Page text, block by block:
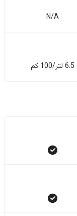
N/A
6.5 لتر/100 كم